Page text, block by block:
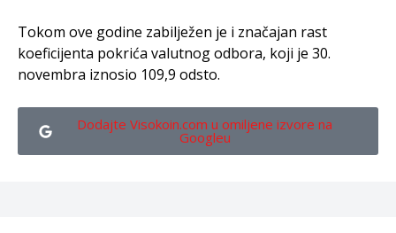
Tokom ove godine zabilježen je i značajan rast
koeficijenta pokrića valutnog odbora, koji je 30.
novembra iznosio 109,9 odsto.
Dodajte Visokoin.com u omiljene izvore na
Googleu